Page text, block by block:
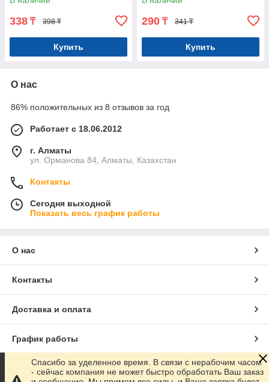
338 ₸ 398 ₸
Купить
290 ₸ 341 ₸
Купить
О нас
86% положительных из 8 отзывов за год
Работает с 18.06.2012
г. Алматы
ул. Орманова 84, Алматы, Казахстан
Контакты
Сегодня выходной
Показать весь график работы
О нас
Контакты
Доставка и оплата
График работы
Полная версия сайта
Спасибо за уделенное время. В связи с нерабочим часом
- сейчас компания не может быстро обработать Ваш заказ